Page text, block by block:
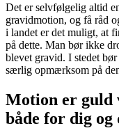
Det er selvfølgelig altid
gravidmotion, og få råd
i landet er det muligt, at
på dette. Man bør ikke
blevet gravid. I stedet
særlig opmærksom på
Motion er
både for dig